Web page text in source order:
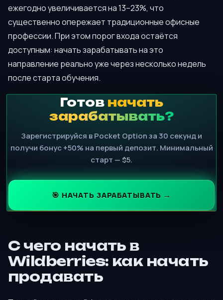
ежегодно увеличивается на 13–23%, что
существенно опережает традиционные офисные
профессии. При этом порог входа остаётся
доступным: начать зарабатывать на это
направление реально уже через несколько недель
после старта обучения.
Готов начать
зарабатывать?
Зарегистрируйся в Pocket Option за 30 секунд и
получи бонус +50% на первый депозит. Минимальный
старт — $5.
🎯 НАЧАТЬ ЗАРАБАТЫВАТЬ →
С чего начать в
Wildberries: как начать
продавать